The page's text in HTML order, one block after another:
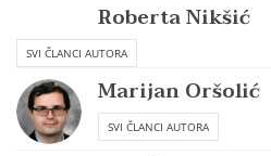
Roberta Nikšić
SVI ČLANCI AUTORA
Marijan Oršolić
SVI ČLANCI AUTORA